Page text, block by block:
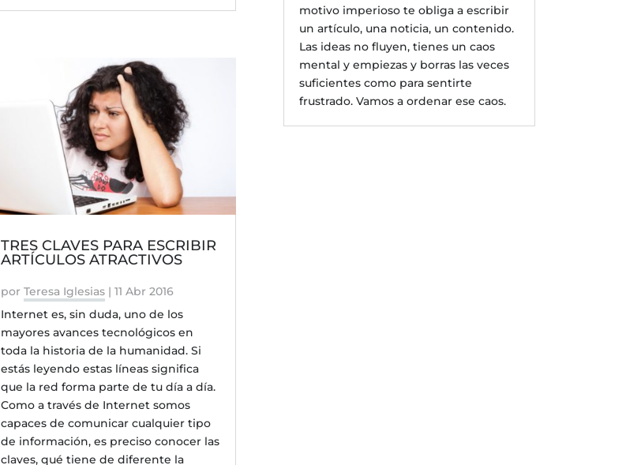
TRES CLAVES PARA ESCRIBIR
ARTÍCULOS ATRACTIVOS
por Teresa Iglesias| 11 Abr 2016
Internet es, sin duda, uno de los
mayores avances tecnológicos en
toda la historia de la humanidad. Si
estás leyendo estas líneas significa
que la red forma parte de tu día a día.
Como a través de Internet somos
capaces de comunicar cualquier tipo
de información, es preciso conocer las
claves, qué tiene de diferente la
motivo imperioso te obliga a escribir
un artículo, una noticia, un contenido.
Las ideas no fluyen, tienes un caos
mental y empiezas y borras las veces
suficientes como para sentirte
frustrado. Vamos a ordenar ese caos.